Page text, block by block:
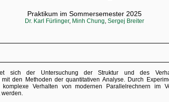
Praktikum im Sommersemester 2025
Dr. Karl Fürlinger, Minh Chung, Sergej Breiter
sich der Untersuchung der Struktur und des
mit den Methoden der quantitativen Analyse. Durch
Verhalten von modernen Parallelrechnern im
werden.